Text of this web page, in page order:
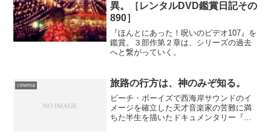
異。［レンタルDVD鑑賞日記その
890］
『ほんとにあった！呪いのビデオ107』を
鑑賞。３部作第２章は、シリーズの過去
へと繋がっていく。
cinema 旅路の行方は、神のみぞ知る。
ビーチ・ボーイズで西海岸サウンドのイ
メージを確立した天才音楽家の苦難に満
ちた半生を描いたドキュメンタリー『ブ